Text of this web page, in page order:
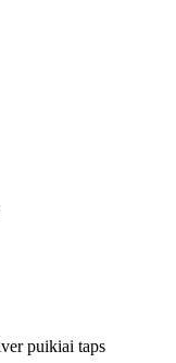
puikiai taps